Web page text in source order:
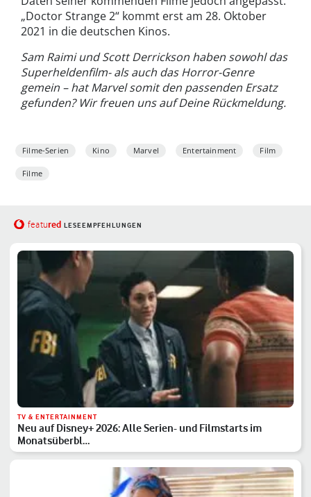
„Doctor Strange 2“ kommt erst am 28. Oktober
2021 in die deutschen Kinos.
Sam Raimi und Scott Derrickson haben sowohl das
Superheldenfilm- als auch das Horror-Genre
gemein – hat Marvel somit den passenden Ersatz
gefunden? Wir freuen uns auf Deine Rückmeldung.
Filme-Serien Kino Marvel Entertainment Film
Filme
featured LESEEMPFEHLUNGEN
TV & ENTERTAINMENT
Neu auf Disney+ 2026: Alle Serien- und Filmstarts im
Monatsüberbl…